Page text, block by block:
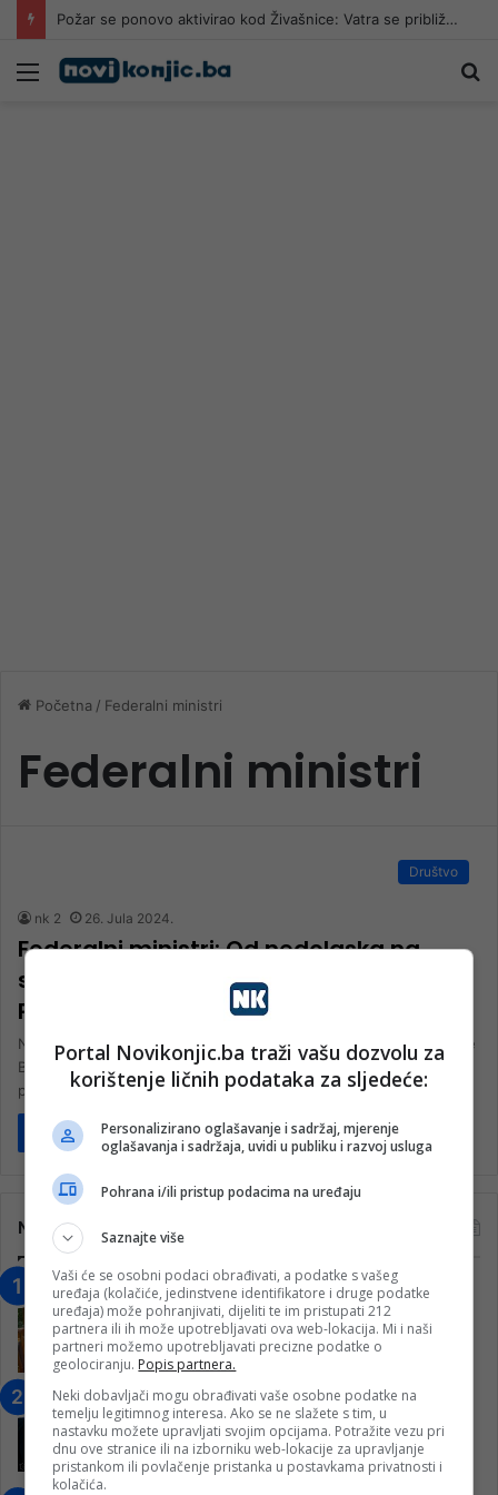
Požar se ponovo aktivirao kod Živašnice: Vatra se približila kućama, vatrogasci na terenu
Meni
Početna / Federalni ministri
Federalni ministri
Društvo
nk 2 26. Jula 2024.
Federalni ministri: Od nedolaska na
sjednice do mrškanja članova
Parlamenta FBiH
Na sjednicama Zastupničkog i Doma naroda Parlamenta Federacije
Bosne i Hercegovine sve češće se mogu čuti zamjerke federalnih
parlamentaraca zbog…
Pročitaj više
Najčitanije
“Obrazovanje gradi BiH-Jovan Divjak“
– Konjic je u posljednje 22 godine imao
25 ​​stipendista
15. Februara 2023.
Nogometaši Igmana iznenadili
Konjičanke cvijećem i besplatnim
ulazom na utakmicu
7. Marta 2025.
Portal Novikonjic.ba traži vašu dozvolu za
korištenje ličnih podataka za sljedeće:
Personalizirano oglašavanje i sadržaj, mjerenje
oglašavanja i sadržaja, uvidi u publiku i razvoj usluga
Pohrana i/ili pristup podacima na uređaju
Saznajte više
Vaši će se osobni podaci obrađivati, a podatke s vašeg
uređaja (kolačiće, jedinstvene identifikatore i druge podatke
uređaja) može pohranjivati, dijeliti te im pristupati 212
partnera ili ih može upotrebljavati ova web-lokacija. Mi i naši
partneri možemo upotrebljavati precizne podatke o
geolociranju. Popis partnera.
Neki dobavljači mogu obrađivati vaše osobne podatke na
temelju legitimnog interesa. Ako se ne slažete s tim, u
nastavku možete upravljati svojim opcijama. Potražite vezu pri
dnu ove stranice ili na izborniku web-lokacije za upravljanje
pristankom ili povlačenje pristanka u postavkama privatnosti i
kolačića.